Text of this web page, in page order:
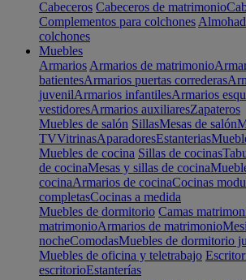
Cabeceros Cabeceros de matrimonio
Complementos para colchones
colchones
Muebles
Armarios Armarios de matrimonio
batientesArmarios puertas correderas
juvenilArmarios infantilesArmarios
vestidoresArmarios auxiliaresZapateros
Muebles de salón SillasMesas de salón
TVVitrinasAparadoresEstanterias
Muebles de cocina Sillas de cocinas
de cocinaMesas y sillas de cocina
cocinaArmarios de cocinaCocinas
completasCocinas a medida
Muebles de dormitorio Camas
matrimonioArmarios de matrimonio
nocheComodasMuebles de dormitorio
Muebles de oficina y teletrabajo
escritorioEstanterías